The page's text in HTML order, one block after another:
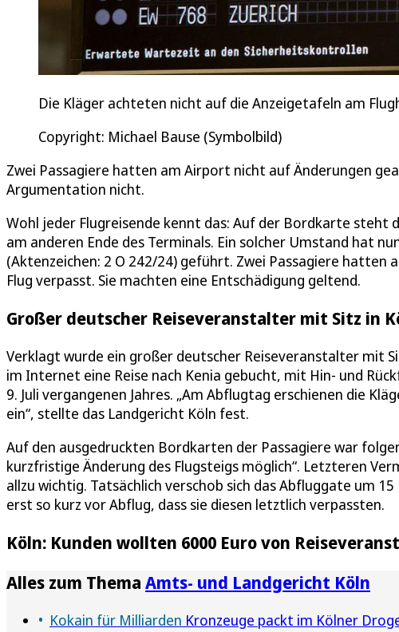
Die Kläger achteten nicht auf die Anzeigetafeln am
Copyright: Michael Bause (Symbolbild)
Zwei Passagiere hatten am Airport nicht auf Änderungen
Argumentation nicht.
Wohl jeder Flugreisende kennt das: Auf der Bordkarte steht
am anderen Ende des Terminals. Ein solcher Umstand hat
(Aktenzeichen: 2 O 242/24) geführt. Zwei Passagiere
Flug verpasst. Sie machten eine Entschädigung geltend.
Großer deutscher Reiseveranstalter mit Sitz in
Verklagt wurde ein großer deutscher Reiseveranstalter mit
im Internet eine Reise nach Kenia gebucht, mit Hin- und
9. Juli vergangenen Jahres. „Am Abflugtag erschienen die
ein“, stellte das Landgericht Köln fest.
Auf den ausgedruckten Bordkarten der Passagiere war
kurzfristige Änderung des Flugsteigs möglich“. Letzteren
allzu wichtig. Tatsächlich verschob sich das Abfluggate um
erst so kurz vor Abflug, dass sie diesen letztlich verpassten.
Köln: Kunden wollten 6000 Euro von
Alles zum Thema Amts- und Landgericht Köln
Kokain für Milliarden Kronzeuge packt im Kölner